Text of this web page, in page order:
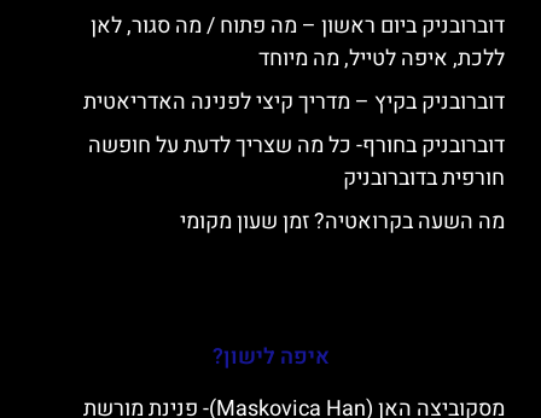
דוברובניק ביום ראשון – מה פתוח / מה סגור, לאן
ללכת, איפה לטייל, מה מיוחד
דוברובניק בקיץ – מדריך קיצי לפנינה האדריאטית
דוברובניק בחורף- כל מה שצריך לדעת על חופשה
חורפית בדוברובניק
מה השעה בקרואטיה? זמן שעון מקומי
איפה לישון?
מסקוביצה האן (Maskovica Han)- פנינת מורשת